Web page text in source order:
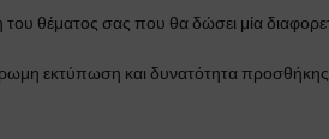
θέματος σας που θα δώσει μία
εκτύπωση και δυνατότητα